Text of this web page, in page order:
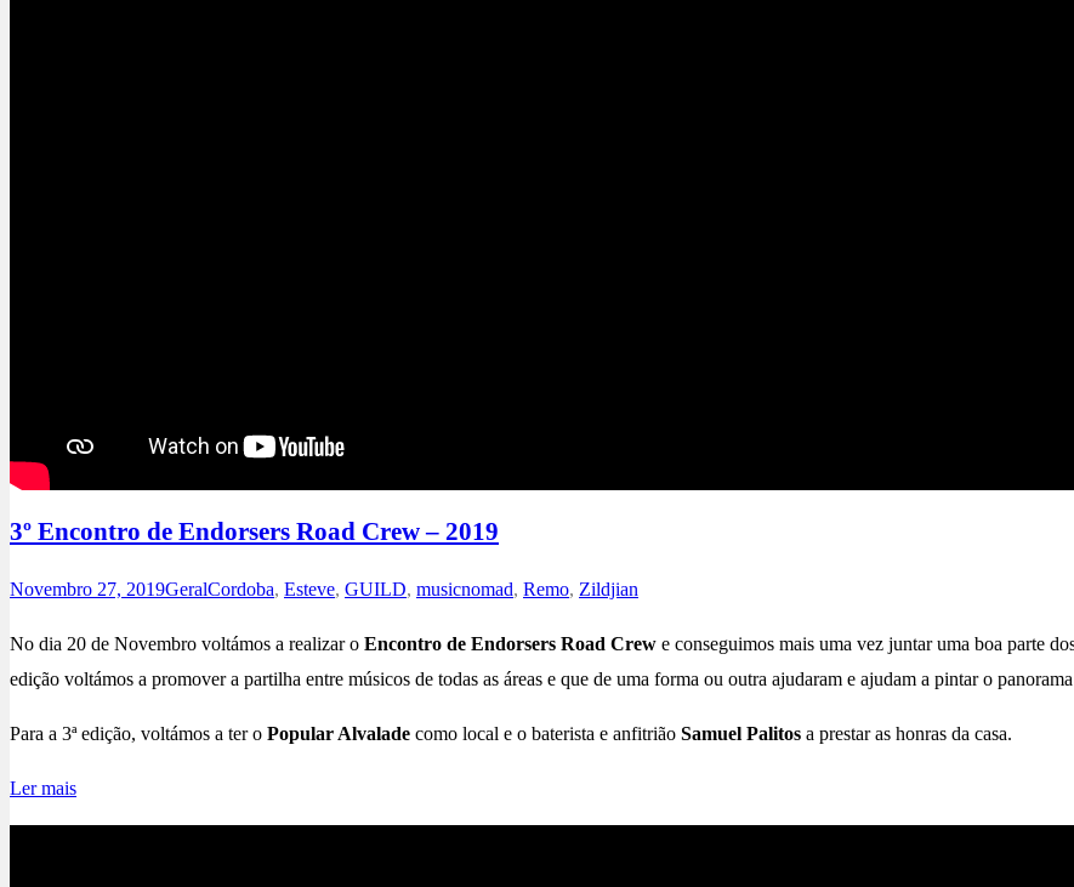
3º Encontro de Endorsers Road Crew – 2019
Novembro 27, 2019GeralCordoba, Esteve, GUILD, musicnomad, Remo, Zildjian
No dia 20 de Novembro voltámos a realizar o Encontro de Endorsers Road Crew e conseguimos mais uma vez juntar uma boa parte
edição voltámos a promover a partilha entre músicos de todas as áreas e que de uma forma ou outra ajudaram e ajudam a pintar o
Para a 3ª edição, voltámos a ter o Popular Alvalade como local e o baterista e anfitrião Samuel Palitos a prestar as honras da casa.
Ler mais